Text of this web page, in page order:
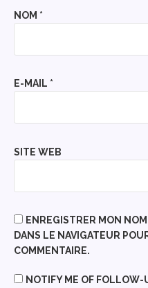
NOM *
E-MAIL *
SITE WEB
ENREGISTRER MON
DANS LE NAVIGATEUR
COMMENTAIRE.
NOTIFY ME OF FOLLOW-